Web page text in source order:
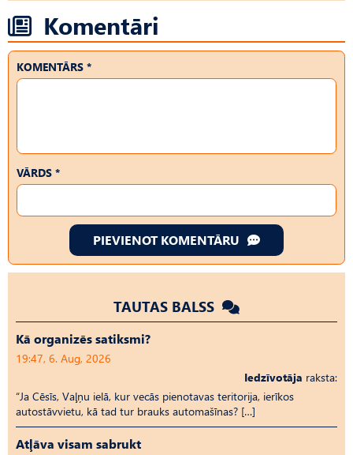
Komentāri
KOMENTĀRS *
VĀRDS *
PIEVIENOT KOMENTĀRU
TAUTAS BALSS
Kā organizēs satiksmi?
19:47, 6. Aug, 2026
Iedzīvotāja raksta:
“Ja Cēsīs, Vaļņu ielā, kur vecās pienotavas teritorija, ierīkos
autostāvvietu, kā tad tur brauks automašīnas? […]
Atļāva visam sabrukt